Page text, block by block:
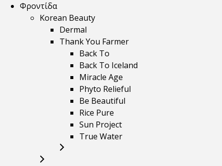
Φροντίδα
Korean Beauty
Dermal
Thank You Farmer
Back To
Back To Iceland
Miracle Age
Phyto Relieful
Be Beautiful
Rice Pure
Sun Project
True Water